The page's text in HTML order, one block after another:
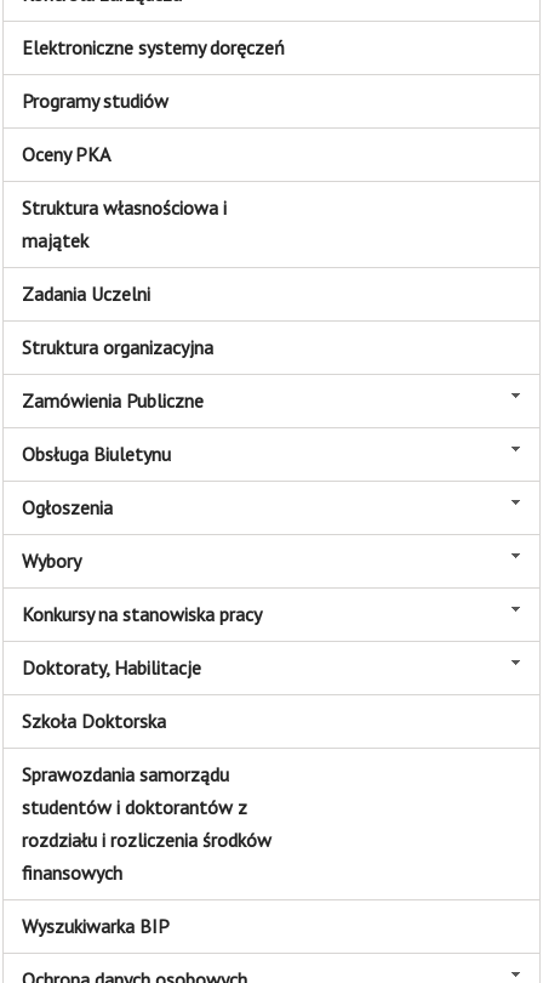
Elektroniczne systemy doręczeń
Programy studiów
Oceny PKA
Struktura własnościowa i
majątek
Zadania Uczelni
Struktura organizacyjna
Zamówienia Publiczne
Obsługa Biuletynu
Ogłoszenia
Wybory
Konkursy na stanowiska pracy
Doktoraty, Habilitacje
Szkoła Doktorska
Sprawozdania samorządu
studentów i doktorantów z
rozdziału i rozliczenia środków
finansowych
Wyszukiwarka BIP